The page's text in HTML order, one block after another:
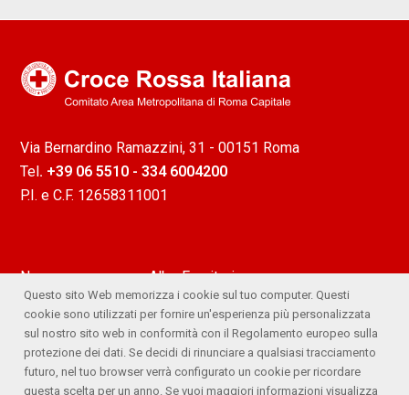
Via Bernardino Ramazzini, 31 - 00151 Roma
Tel. +39 06 5510 - 334 6004200
P.I. e C.F. 12658311001
News
Albo Fornitori
Attività
Ufficio Stampa
Lavora con noi
Comitato Trasparente
Whistleblowing
Questo sito Web memorizza i cookie sul tuo computer. Questi
cookie sono utilizzati per fornire un'esperienza più personalizzata
sul nostro sito web in conformità con il Regolamento europeo sulla
protezione dei dati. Se decidi di rinunciare a qualsiasi tracciamento
futuro, nel tuo browser verrà configurato un cookie per ricordare
questa scelta per un anno. Se vuoi maggiori informazioni visualizza